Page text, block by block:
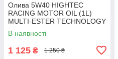
Олива 5W40 HIGHTEC
RACING MOTOR OIL (1L)
MULTI-ESTER TECHNOLOGY
ROWE 20044-0010-99 UA61
В наявності
1 125 ₴ 1 250 ₴